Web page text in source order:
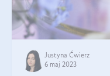
Justyna Ćwierz
6 maj 2023